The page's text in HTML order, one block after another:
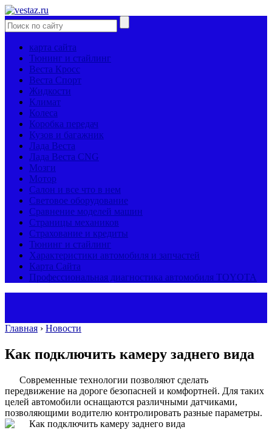
карта сайта
Тюнинг и стайлинг
Веста Кросс
Веста Спорт
Жидкости
Климат
Колеса
Коробка передач
Кузов и багажник
Лада Веста
Лада Веста CNG
Мозги
Мотор
Салон и все что в нем
Световое оборудование
Сравнение моделей машин
Страницы механиков
Страхование и кредиты
Тюнинг и стайлинг
Характеристики автомобиля и запчастей
Карта Сайта
Профессиональная диагностика автомобиля TOYOTA
Главная › Новости
Как подключить камеру заднего вида
Современные технологии позволяют сделать
передвижение на дороге безопасней и комфортней. Для таких
целей автомобили оснащаются различными датчиками,
позволяющими водителю контролировать разные параметры.